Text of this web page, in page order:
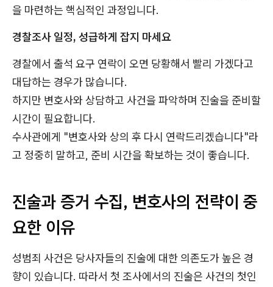
을 마련하는 핵심적인 과정입니다.
경찰조사 일정, 성급하게 잡지 마세요
경찰에서 출석 요구 연락이 오면 당황해서 빨리 가겠다고
대답하는 경우가 많습니다.
하지만 변호사와 상담하고 사건을 파악하며 진술을 준비할
시간이 필요합니다.
수사관에게 "변호사와 상의 후 다시 연락드리겠습니다"라
고 정중히 말하고, 준비 시간을 확보하는 것이 좋습니다.
진술과 증거 수집, 변호사의 전략이 중
요한 이유
성범죄 사건은 당사자들의 진술에 대한 의존도가 높은 경
향이 있습니다. 따라서 첫 조사에서의 진술은 사건의 첫인